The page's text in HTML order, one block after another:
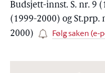
Budsjett-innst. S. nr. 9
(1999-2000) og St.prp.
2000)
Følg saken (e-